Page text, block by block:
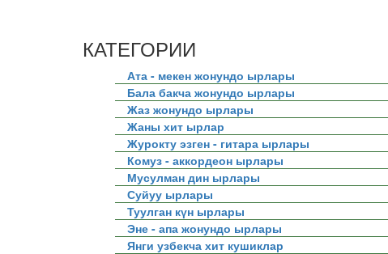
КАТЕГОРИИ
Ата - мекен жонундо ырлары
Бала бакча жонундо ырлары
Жаз жонундо ырлары
Жаны хит ырлар
Журокту эзген - гитара ырлары
Комуз - аккордеон ырлары
Мусулман дин ырлары
Суйуу ырлары
Туулган күн ырлары
Эне - апа жонундо ырлары
Янги узбекча хит кушиклар